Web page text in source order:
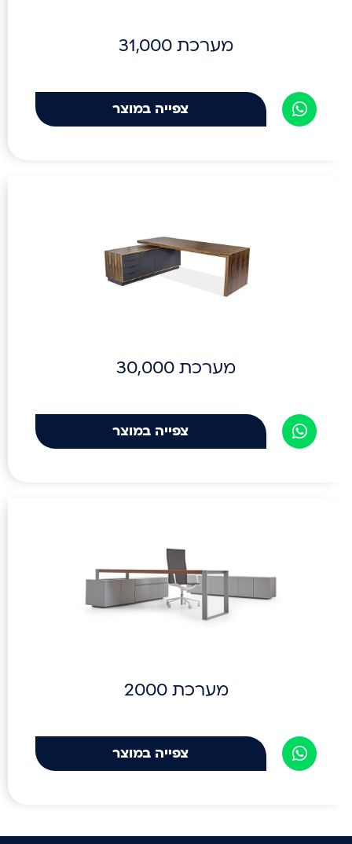
מערכת 31,000
צפייה במוצר
מערכת 30,000
צפייה במוצר
מערכת 2000
צפייה במוצר